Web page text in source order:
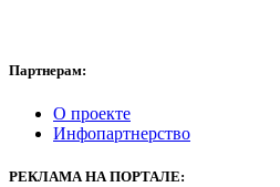
Партнерам:
О проекте
Инфопартнерство
РЕКЛАМАНА ПОРТАЛЕ: